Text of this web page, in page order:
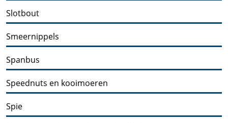
Slotbout
Smeernippels
Spanbus
Speednuts en kooimoeren
Spie